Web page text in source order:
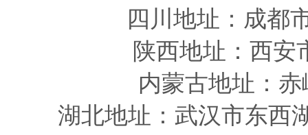
四川 地址 ：成都
陕西地址 ：西
内蒙古地址：
湖北地址：武汉市东西